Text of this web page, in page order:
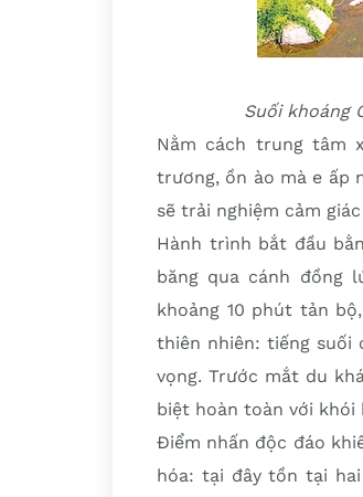
Suối khoáng
Nằm cách trung tâm
trương, ồn ào mà e ấp
sẽ trải nghiệm cảm
Hành trình bắt đầu
băng qua cánh đồng
khoảng 10 phút tản
thiên nhiên: tiếng suối
vọng. Trước mắt du
biệt hoàn toàn với khói
Điểm nhấn độc đáo
hóa: tại đây tồn tại